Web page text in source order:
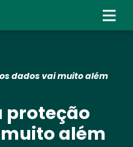
dados vai muito além
proteção
além